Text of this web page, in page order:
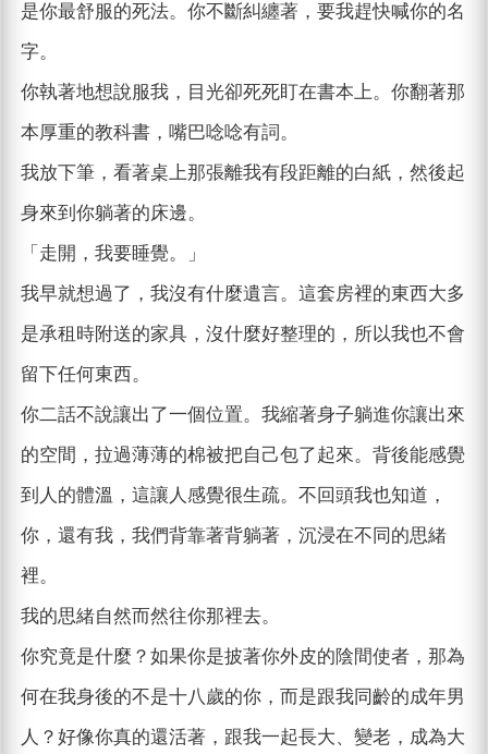
是你最舒服的死法。你不斷糾纏著，要我趕快喊你的名
字。
你執著地想說服我，目光卻死死盯在書本上。你翻著那
本厚重的教科書，嘴巴唸唸有詞。
我放下筆，看著桌上那張離我有段距離的白紙，然後起
身來到你躺著的床邊。
「走開，我要睡覺。」
我早就想過了，我沒有什麼遺言。這套房裡的東西大多
是承租時附送的家具，沒什麼好整理的，所以我也不會
留下任何東西。
你二話不說讓出了一個位置。我縮著身子躺進你讓出來
的空間，拉過薄薄的棉被把自己包了起來。背後能感覺
到人的體溫，這讓人感覺很生疏。不回頭我也知道，
你，還有我，我們背靠著背躺著，沉浸在不同的思緒
裡。
我的思緒自然而然往你那裡去。
你究竟是什麼？如果你是披著你外皮的陰間使者，那為
何在我身後的不是十八歲的你，而是跟我同齡的成年男
人？好像你真的還活著，跟我一起長大、變老，成為大